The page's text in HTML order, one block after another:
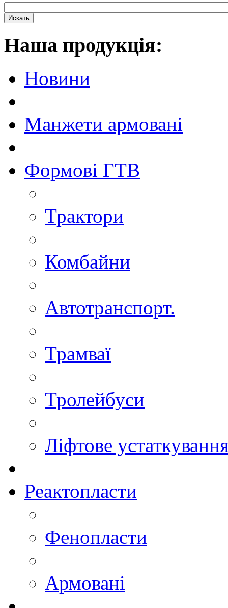
Наша продукцiя:
Новини
Манжети армовані
Формові ГТВ
Трактори
Комбайни
Автотранспорт.
Трамваї
Тролейбуси
Ліфтове
Реактопласти
Фенопласти
Армовані